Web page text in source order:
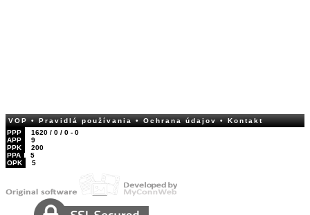
VOP• Pravidlá používania• Ochrana údajov• Kontakt
PPP
1620 / 0 / 0 - 0
APP
9
PPK
200
PPA 5
OPK
5